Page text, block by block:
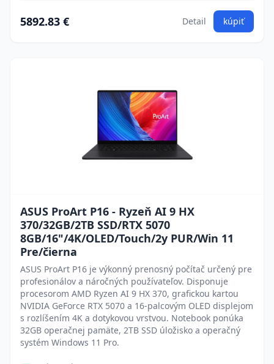
5892.83 € Detail kúpiť
ASUS ProArt P16 - Ryzeň AI 9 HX
370/32GB/2TB SSD/RTX 5070
8GB/16"/4K/OLED/Touch/2y PUR/Win 11
Pre/čierna
ASUS ProArt P16 je výkonný prenosný počítač určený pre
profesionálov a náročných používateľov. Disponuje
procesorom AMD Ryzen AI 9 HX 370, grafickou kartou
NVIDIA GeForce RTX 5070 a 16-palcovým OLED displejom
s rozlíšením 4K a dotykovou vrstvou. Notebook ponúka
32GB operačnej pamäte, 2TB SSD úložisko a operačný
systém Windows 11 Pro.